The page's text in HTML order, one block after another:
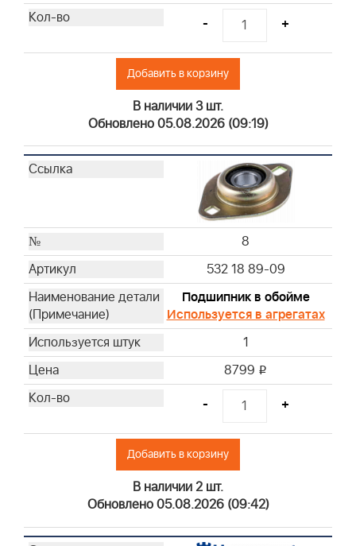
- +
Добавить в корзину
В наличии 3 шт.
Обновлено 05.08.2026 (09:19)
8
532 18 89-09
Подшипник в обойме
Используется в агрегатах
1
8799 i
- +
Добавить в корзину
В наличии 2 шт.
Обновлено 05.08.2026 (09:42)